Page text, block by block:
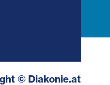
© Diakonie.at